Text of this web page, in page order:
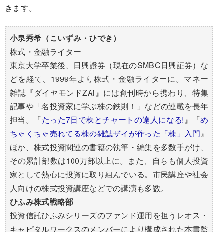
きます。
小泉秀希（こいずみ・ひでき）
株式・金融ライター
東京大学卒業後、日興證券（現在のSMBC日興証券）な
どを経て、1999年より株式・金融ライターに。マネー
雑誌『ダイヤモンドZAi』には創刊時から携わり、特集
記事や「名投資家に学ぶ株の鉄則！」などの連載を長年
担当。『たった7日で株とチャートの達人になる!』『め
ちゃくちゃ売れてる株の雑誌ザイが作った「株」入門』
ほか、株式投資関連の書籍の執筆・編集を多数手がけ、
その累計部数は100万部以上に。また、自らも個人投資
家として熱心に投資に取り組んでいる。市民講座や社会
人向けの株式投資講座などでの講演も多数。
ひふみ株式戦略部
投資信託ひふみシリーズのファンド運用を担うレオス・
キャピタルワークスのメンバーにより構成された本書監